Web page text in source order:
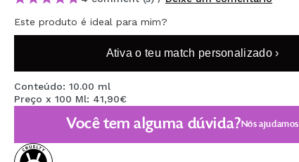
MAQUIFARMA
KOREA ZONE
TRAVEL SIZE
NATURE
DESCONTOS
Este produto é ideal para mim?
Ativa o teu match personalizado ›
Conteúdo: 10.00 ml
Preço x 100 Ml: 41,90€
Você tem alguma dúvida?Nós ajudamos